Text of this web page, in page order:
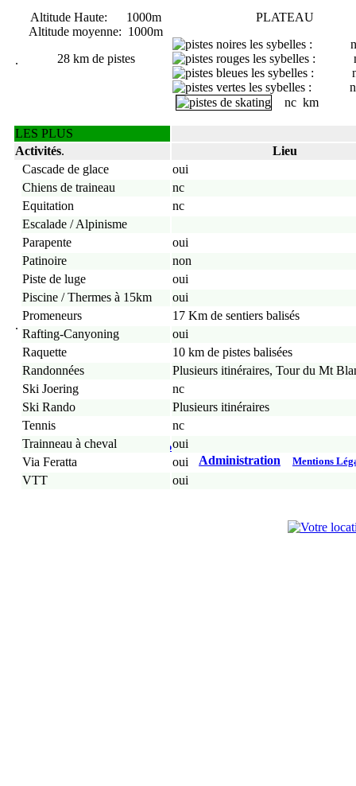
ialpes.com piémont
Administration Mentions
.
Altitude Haute: 1000m
Altitude moyenne: 1000m
28 km de pistes
PLATEAU
: nc
: nc
: nc
: nc
nc km
LES PLUS
Activités. Lieu
.
Cascade de glace
oui
Chiens de traineau
nc
Equitation
nc
Escalade / Alpinisme
Parapente
oui
Patinoire
non
Piste de luge
oui
Piscine / Thermes à 15km
oui
Promeneurs
17 Km de sentiers balisés
Rafting-Canyoning
oui
Raquette
10 km de pistes balisées
Randonnées
Plusieurs itinéraires, Tour du Mt
Ski Joering
nc
Ski Rando
Plusieurs itinéraires
Tennis
nc
Trainneau à cheval
oui
Via Feratta
oui
VTT
oui